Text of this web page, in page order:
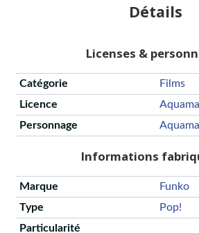
Détails
Licenses &
Catégorie
Films
Licence
Personnage
Informations
Marque
Funko
Type
Pop!
Particularité